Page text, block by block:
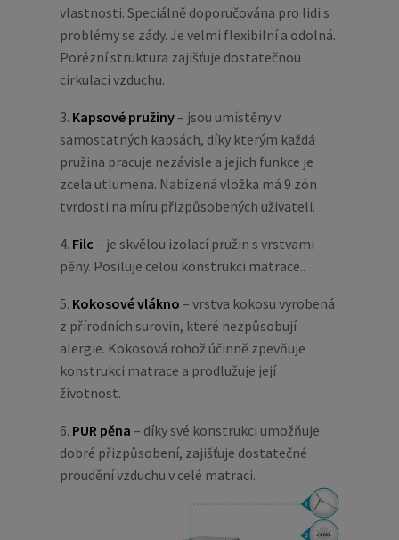
vlastnosti. Speciálně doporučována pro lidi s
problémy se zády. Je velmi flexibilní a odolná.
Porézní struktura zajišťuje dostatečnou
cirkulaci vzduchu.
3. Kapsové pružiny– jsou umístěny v
samostatných kapsách, díky kterým každá
pružina pracuje nezávisle a jejich funkce je
zcela utlumena. Nabízená vložka má 9 zón
tvrdosti na míru přizpůsobených uživateli.
4. Filc – je skvělou izolací pružin s vrstvami
pěny. Posiluje celou konstrukci matrace..
5. Kokosové vlákno – vrstva kokosu vyrobená
z přírodních surovin, které nezpůsobují
alergie. Kokosová rohož účinně zpevňuje
konstrukci matrace a prodlužuje její
životnost.
6. PUR pěna– díky své konstrukci umožňuje
dobré přizpůsobení, zajišťuje dostatečné
proudění vzduchu v celé matraci.